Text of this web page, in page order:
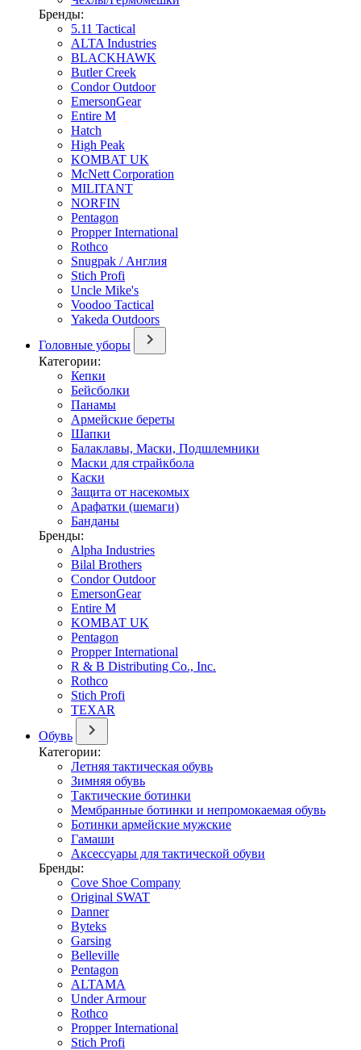
Бренды:
5.11 Tactical
ALTA Industries
BLACKHAWK
Butler Creek
Condor Outdoor
EmersonGear
Entire M
Hatch
High Peak
KOMBAT UK
McNett Corporation
MILITANT
NORFIN
Pentagon
Propper International
Rothco
Snugpak / Англия
Stich Profi
Uncle Mike's
Voodoo Tactical
Yakeda Outdoors
Головные уборы
Категории:
Кепки
Бейсболки
Панамы
Армейские береты
Шапки
Балаклавы, Маски, Подшлемники
Маски для страйкбола
Каски
Защита от насекомых
Арафатки (шемаги)
Банданы
Бренды:
Alpha Industries
Bilal Brothers
Condor Outdoor
EmersonGear
Entire M
KOMBAT UK
Pentagon
Propper International
R & B Distributing Co., Inc.
Rothco
Stich Profi
TEXAR
Обувь
Категории:
Летняя тактическая обувь
Зимняя обувь
Тактические ботинки
Мембранные ботинки и непромокаемая обувь
Ботинки армейские мужские
Гамаши
Аксессуары для тактической обуви
Бренды:
Cove Shoe Company
Original SWAT
Danner
Byteks
Garsing
Belleville
Pentagon
ALTAMA
Under Armour
Rothco
Propper International
Stich Profi